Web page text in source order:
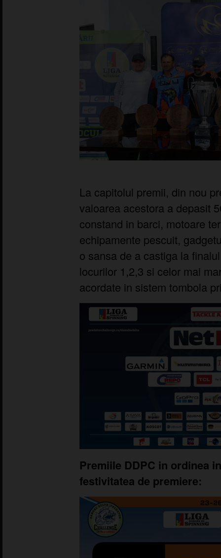
La capitolul premii, din nou
valoarea acestora a depasit
constand in barci, motoare
echipamente pescuit,
o sansa de a castiga la
locurilor 1,2,3 si celor mai
acordate in sistem tombola
Premiile DDPC in ordinea
festivitatea de premiere: